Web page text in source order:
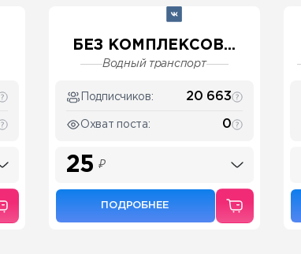
БЕЗ КОМПЛЕКСОВ...
Водный транспорт
Подписчиков: 20 663
Охват поста: 0
25 ₽
ПОДРОБНЕЕ